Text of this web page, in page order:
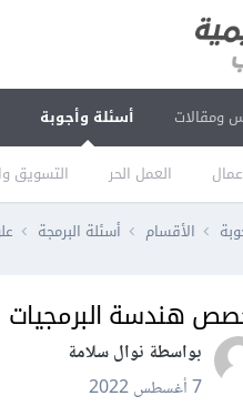
ومقالات أسئلة وأجوبة
العمل الحر التسويق
الأقسام أسئلة البرمجة
هندسة البرمجيات
بواسطة نوال سلامة
7 أغسطس 2022